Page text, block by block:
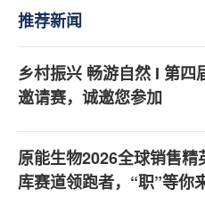
推荐新闻
乡村振兴 畅游自然 I 第四
邀请赛，诚邀您参加
原能生物2026全球销售
库赛道领跑者，“职”等你